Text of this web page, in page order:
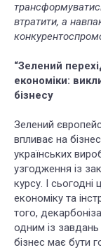
втратити, а
“Зелений
економіки:
бізнесу
Зелений
впливає на
українських
узгодження із
курсу. І
економіку та
того,
одним із завдань
бізнес має бути